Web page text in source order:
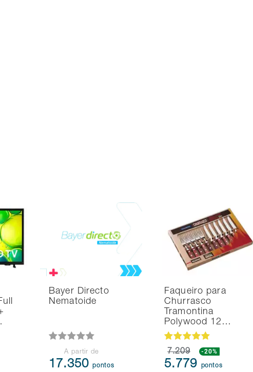
Bayer Directo
Nematoide
A partir de
17.350pontos
Faqueiro para
Churrasco
Tramontina
Polywood 12…
7.209 -20%
5.779 pontos